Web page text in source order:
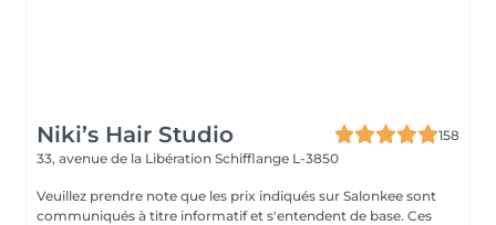
Niki’s Hair Studio
158
33, avenue de la Libération Schifflange L-3850
Veuillez prendre note que les prix indiqués sur Salonkee sont
communiqués à titre informatif et s'entendent de base. Ces